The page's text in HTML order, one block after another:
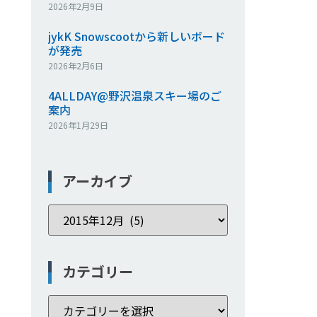
2026年2月9日
jykK Snowscootから新しいボード
が発売
2026年2月6日
4ALLDAY@野沢温泉スキー場のご
案内
2026年1月29日
アーカイブ
カテゴリー